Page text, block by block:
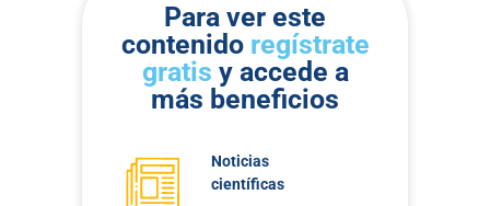
Para ver este
contenido regístrate
gratis y accede a
más beneficios
Noticias
científicas